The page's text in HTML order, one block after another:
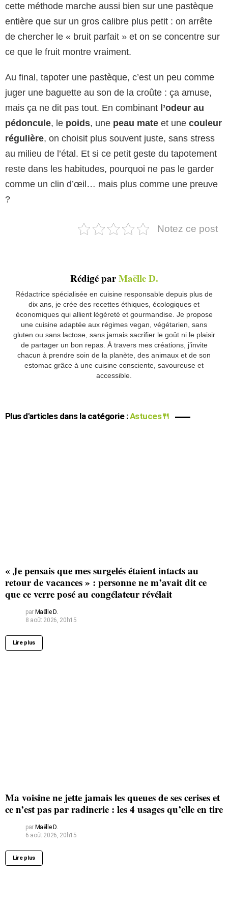
cette méthode marche aussi bien sur une pastèque
entière que sur un gros calibre plus petit : on arrête
de chercher le « bruit parfait » et on se concentre sur
ce que le fruit montre vraiment.
Au final, tapoter une pastèque, c’est un peu comme
juger une baguette au son de la croûte : ça amuse,
mais ça ne dit pas tout. En combinant l’odeur au
pédoncule, le poids, une peau mate et une couleur
régulière, on choisit plus souvent juste, sans stress
au milieu de l’étal. Et si ce petit geste du tapotement
reste dans les habitudes, pourquoi ne pas le garder
comme un clin d’œil… mais plus comme une preuve
?
Notez ce post
Rédigé parMaëlle D.
Rédactrice spécialisée en cuisine responsable depuis plus de
dix ans, je crée des recettes éthiques, écologiques et
économiques qui allient légèreté et gourmandise. Je propose
une cuisine adaptée aux régimes vegan, végétarien, sans
gluten ou sans lactose, sans jamais sacrifier le goût ni le plaisir
de partager un bon repas. À travers mes créations, j’invite
chacun à prendre soin de la planète, des animaux et de son
estomac grâce à une cuisine consciente, savoureuse et
accessible.
Plus d'articles dans la catégorie :Astuces🍴
« Je pensais que mes surgelés étaient intacts au
retour de vacances » : personne ne m’avait dit ce
que ce verre posé au congélateur révélait
par Maëlle D.
8 août 2026, 20h15
Lire plus
Ma voisine ne jette jamais les queues de ses cerises et
ce n’est pas par radinerie : les 4 usages qu’elle en tire
par Maëlle D.
6 août 2026, 20h15
Lire plus